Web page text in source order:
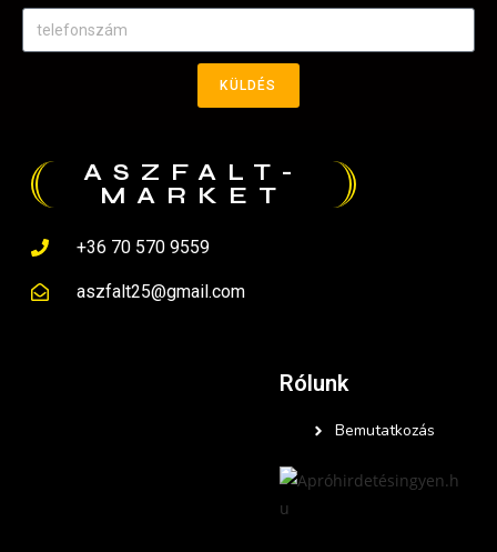
KÜLDÉS
ASZFALT-
MARKET
+36 70 570 9559
aszfalt25@gmail.com
Rólunk
Bemutatkozás